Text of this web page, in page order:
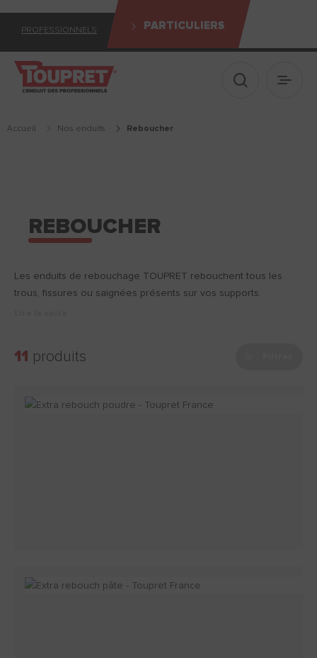
PROFESSIONNELS PARTICULIERS
Afficher le
Accueil Nos enduits reboucher
REBOUCHER
Les enduits de rebouchage TOUPRET rebouchent tous les
trous, fissures ou saignées présents sur vos supports.
11 produits